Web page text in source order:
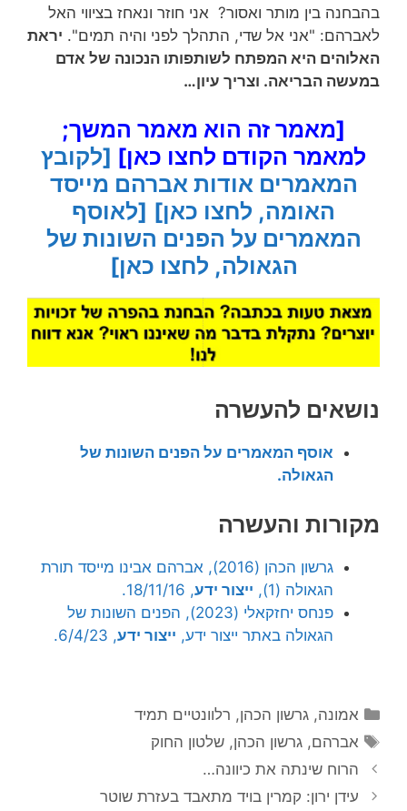
בהבחנה בין מותר ואסור? אני חוזר ונאחז בציווי האל
לאברהם: "אני אל שדי, התהלך לפני והיה תמים". יראת
האלוהים היא המפתח לשותפותו הנכונה של אדם
במעשה הבריאה. וצריך עיון…
[מאמר זה הוא מאמר המשך;
למאמר הקודם לחצו כאן] [לקובץ
המאמרים אודות אברהם מייסד
האומה, לחצו כאן] [לאוסף
המאמרים על הפנים השונות של
הגאולה, לחצו כאן]
נושאים להעשרה
אוסף המאמרים על הפנים השונות של
הגאולה.
מקורות והעשרה
גרשון הכהן (2016), אברהם אבינו מייסד תורת
הגאולה (1),
ייצור ידע, 18/11/16.
פנחס יחזקאלי (2023), הפנים השונות של
הגאולה באתר ייצור ידע, ייצור ידע, 6/4/23.
קטגוריות
אמונה,גרשון הכהן, רלוונטיים תמיד
תגיות
אברהם,גרשון הכהן,שלטון החוק
הרוח שינתה את כיוונה…
עידן ירון: קמרין בויד מתאבד בעזרת שוטר